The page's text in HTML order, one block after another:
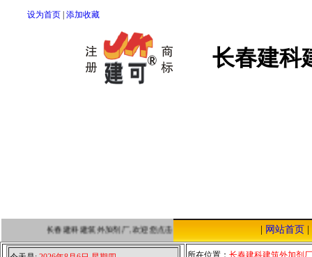
设为首页 添加收藏
长春建科建筑外加剂厂,欢迎您点击本站，我们将以优质的服务，低廉的
网站首页|
长春建科
所在位置： 长春建科建筑外加剂厂